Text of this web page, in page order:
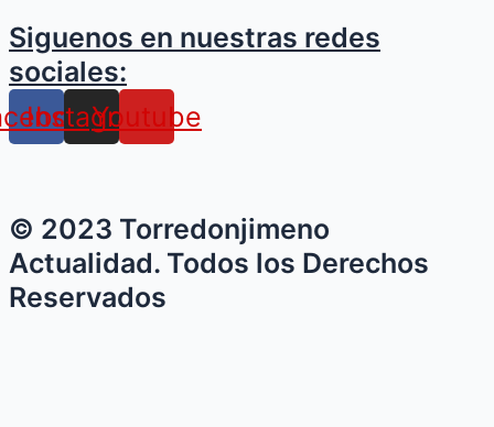
Gloria
Díaz
Parras
consigue
una
la
Fundación
Amancio
Ortega
Siguenos en nuestras redes
sociales:
Instagram
Youtube
© 2023 Torredonjimeno
Actualidad. Todos los Derechos
Reservados